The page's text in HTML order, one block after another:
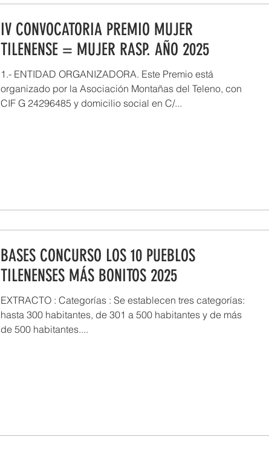
IV CONVOCATORIA PREMIO MUJER
TILENENSE = MUJER RASP. AÑO 2025
1.- ENTIDAD ORGANIZADORA. Este Premio está
organizado por la Asociación Montañas del Teleno, con
CIF G 24296485 y domicilio social en C/...
BASES CONCURSO LOS 10 PUEBLOS
TILENENSES MÁS BONITOS 2025
EXTRACTO : Categorías : Se establecen tres categorías:
hasta 300 habitantes, de 301 a 500 habitantes y de más
de 500 habitantes....